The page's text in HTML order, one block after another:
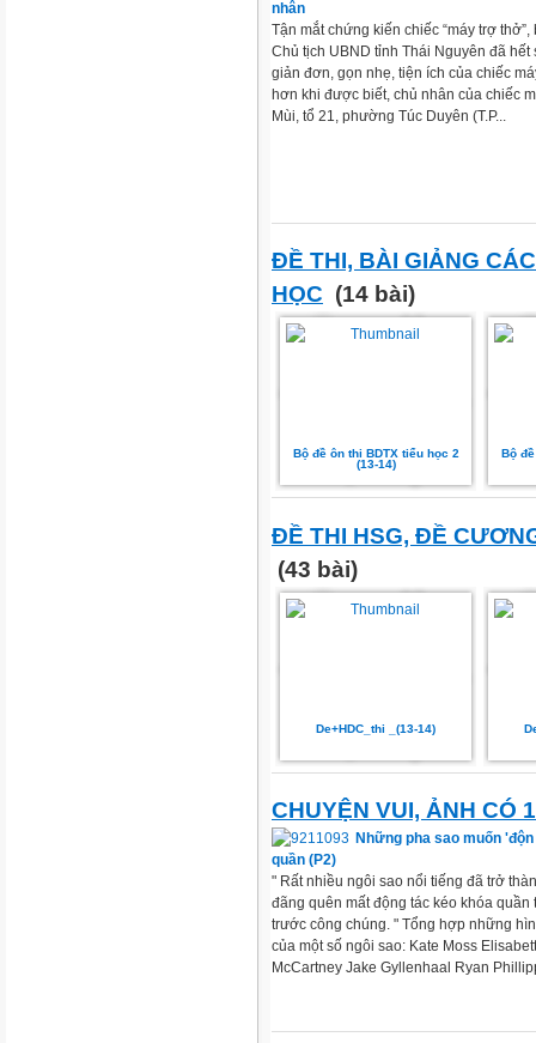
nhân
Tận mắt chứng kiến chiếc “máy trợ
Chủ tịch UBND tỉnh Thái Nguyên đã
giản đơn, gọn nhẹ, tiện ích của chiếc
hơn khi được biết, chủ nhân của chiếc
Mùi, tổ 21, phường Túc Duyên (T.P...
ĐỀ THI, BÀI GIẢNG
HỌC (14 bài)
Bộ đề ôn thi BDTX tiểu học 2
(13-14)
Bộ
ĐỀ THI HSG, ĐỀ
(43 bài)
De+HDC_thi _(13-14)
CHUYỆN VUI, ẢNH CÓ
Những pha sao muốn
quần (P2)
" Rất nhiều ngôi sao nổi tiếng đã trở
đãng quên mất động tác kéo khóa
trước công chúng. " Tổng hợp những
của một số ngôi sao: Kate Moss
McCartney Jake Gyllenhaal Ryan